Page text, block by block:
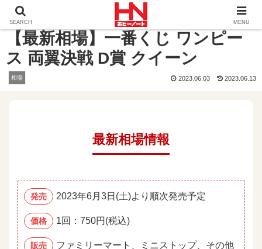
ホーム 【最新相場】一番くじ ワンピース 両翼決
【最新相場】一番くじ ワンピー
ス 両翼決戦 D賞 クイーン
相場 2023.06.03 2023.06.13
最新相場情報
発売 2023年6月3日(土)より順次発売予定
価格 1回：750円(税込)
販売
ファミリーマート、ミニストップ、その他
SEARCH MENU